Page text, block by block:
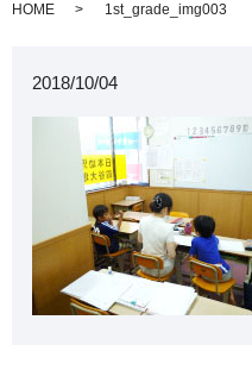
HOME 1st_grade_img003
2018/10/04